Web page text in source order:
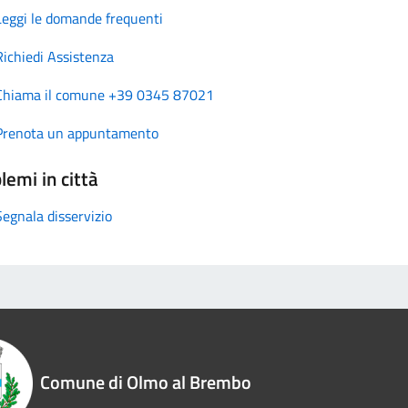
le domande frequenti
Assistenza
il comune +39 0345 87021
un appuntamento
in città
disservizio
Comune di Olmo al Brembo